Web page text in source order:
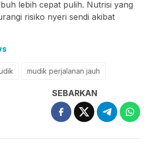
lebih cepat pulih. Nutrisi yang
risiko nyeri sendi akibat
mudik perjalanan jauh
SEBARKAN